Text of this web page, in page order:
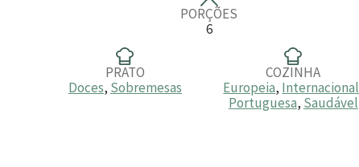
PORÇÕES
6
PRATO
Doces, Sobremesas
COZINHA
Europeia, Internacional
Portuguesa, Saudável